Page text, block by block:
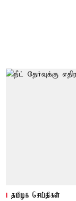
தமிழக செய்திகள்